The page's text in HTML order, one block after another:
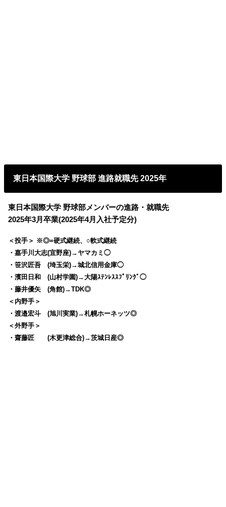
東日本国際大学 野球部 進路就職先 2025年
東日本国際大学 野球部メンバーの進路・就職先
2025年3月卒業(2025年4月入社予定分)
＜投手＞ ※◎=硬式継続、○軟式継続
・嘉手川大志(宜野座)→ヤマカミ◯
・笹沢匠吾 (埼玉栄)→城北信用金庫◯
・濱田日和 (山村学園)→大陽ｽﾃﾝﾚｽｽﾌﾟﾘﾝｸﾞ◯
・藤井優矢 (角館)→TDK◎
＜内野手＞
・渡邉宏斗 (旭川実業)→札幌ホーネッツ◎
＜外野手＞
・齋藤匠 (木更津総合)→茨城日産◎